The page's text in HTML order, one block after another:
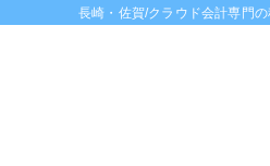
長崎・佐賀/クラウド会計専門